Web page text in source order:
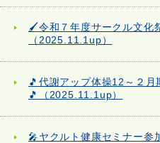
🖌️令和７年度サークル文化
（2025.11.1up）
🎵代謝アップ体操12～２
🎵（2025.11.1up）
🎤ヤクルト健康セミナー参